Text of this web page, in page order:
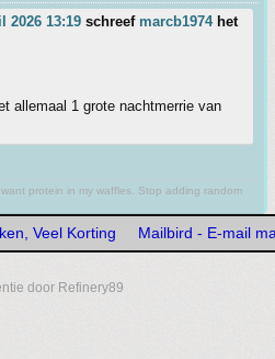
2026 13:19 schreef marcb1974het
allemaal 1 grote nachtmerrie van
protein in my waffles. Stop adding random
Veel Korting Mailbird - E-mail
door Refinery89